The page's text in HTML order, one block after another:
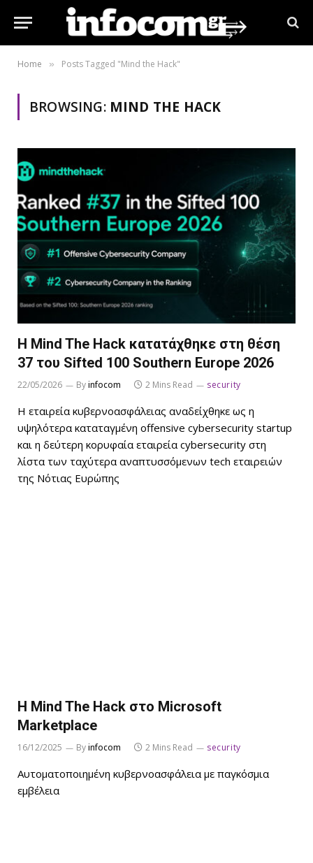
Home » Posts Tagged "Mind the Hack"
BROWSING: MIND THE HACK
Η Mind The Hack κατατάχθηκε στη θέση
37 του Sifted 100 Southern Europe 2026
22/05/2026 Byinfocom 2 Mins Read security
Η εταιρεία κυβερνοασφάλειας αναδείχθηκε ως η
υψηλότερα καταταγμένη offensive cybersecurity startup
και η δεύτερη κορυφαία εταιρεία cybersecurity στη
λίστα των ταχύτερα αναπτυσσόμενων tech εταιρειών
της Νότιας Ευρώπης
Η Mind The Hack στο Microsoft
Marketplace
16/12/2025 Byinfocom 2 Mins Read security
Αυτοματοποιημένη κυβερνοασφάλεια με παγκόσμια
εμβέλεια